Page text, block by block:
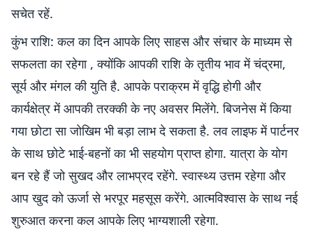
सचेत रहें.
कुंभ राशि: कल का दिन आपके लिए साहस और संचार के माध्यम से
सफलता का रहेगा , क्योंकि आपकी राशि के तृतीय भाव में चंद्रमा,
सूर्य और मंगल की युति है. आपके पराक्रम में वृद्धि होगी और
कार्यक्षेत्र में आपकी तरक्की के नए अवसर मिलेंगे. बिजनेस में किया
गया छोटा सा जोखिम भी बड़ा लाभ दे सकता है. लव लाइफ में पार्टनर
के साथ छोटे भाई-बहनों का भी सहयोग प्राप्त होगा. यात्रा के योग
बन रहे हैं जो सुखद और लाभप्रद रहेंगे. स्वास्थ्य उत्तम रहेगा और
आप खुद को ऊर्जा से भरपूर महसूस करेंगे. आत्मविश्वास के साथ नई
शुरुआत करना कल आपके लिए भाग्यशाली रहेगा.